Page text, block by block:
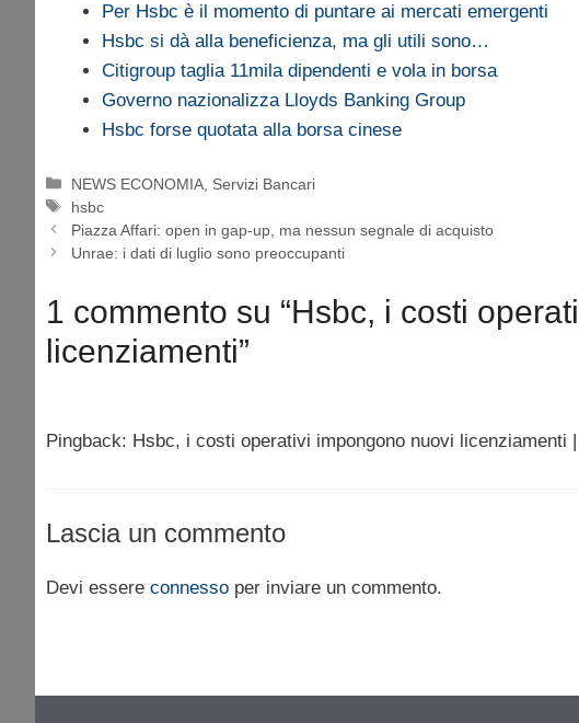
Per Hsbc è il momento di puntare ai mercati emergenti
Hsbc si dà alla beneficienza, ma gli utili sono…
Citigroup taglia 11mila dipendenti e vola in borsa
Governo nazionalizza Lloyds Banking Group
Hsbc forse quotata alla borsa cinese
Categorie
NEWS ECONOMIA Servizi Bancari
Tag
hsbc
Piazza Affari: open in gap-up, ma nessun segnale di acquisto
Unrae: i dati di luglio sono preoccupanti
1 commento su “Hsbc, i costi
licenziamenti”
Pingback: Hsbc, i costi operativi impongono nuovi licenziamenti
Lascia un commento
Devi essere connesso per inviare un commento.